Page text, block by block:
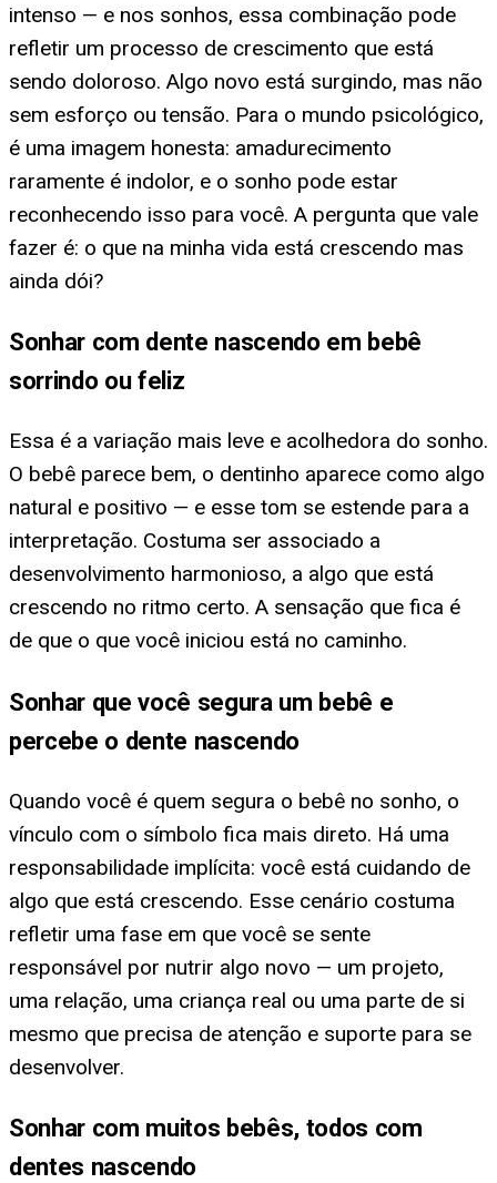
intenso — e nos sonhos, essa combinação pode
refletir um processo de crescimento que está
sendo doloroso. Algo novo está surgindo, mas não
sem esforço ou tensão. Para o mundo psicológico,
é uma imagem honesta: amadurecimento
raramente é indolor, e o sonho pode estar
reconhecendo isso para você. A pergunta que vale
fazer é: o que na minha vida está crescendo mas
ainda dói?
Sonhar com dente nascendo em bebê
sorrindo ou feliz
Essa é a variação mais leve e acolhedora do sonho.
O bebê parece bem, o dentinho aparece como algo
natural e positivo — e esse tom se estende para a
interpretação. Costuma ser associado a
desenvolvimento harmonioso, a algo que está
crescendo no ritmo certo. A sensação que fica é
de que o que você iniciou está no caminho.
Sonhar que você segura um bebê e
percebe o dente nascendo
Quando você é quem segura o bebê no sonho, o
vínculo com o símbolo fica mais direto. Há uma
responsabilidade implícita: você está cuidando de
algo que está crescendo. Esse cenário costuma
refletir uma fase em que você se sente
responsável por nutrir algo novo — um projeto,
uma relação, uma criança real ou uma parte de si
mesmo que precisa de atenção e suporte para se
desenvolver.
Sonhar com muitos bebês, todos com
dentes nascendo